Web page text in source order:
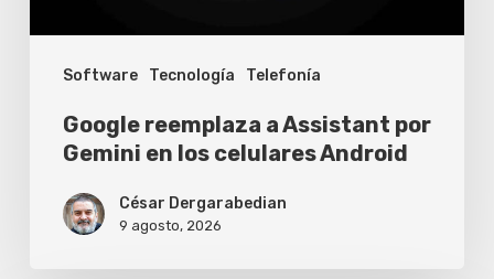
Software Tecnología Telefonía
celulares
Android
Google reemplaza a Assistant por
Gemini en los celulares Android
César Dergarabedian
9 agosto, 2026